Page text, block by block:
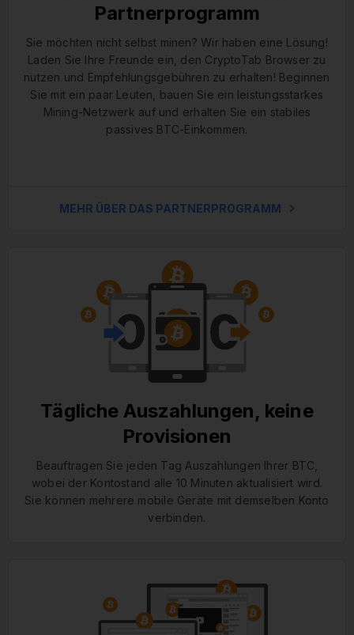
Partnerprogramm
Sie möchten nicht selbst minen? Wir haben eine Lösung!
Laden Sie Ihre Freunde ein, den CryptoTab Browser zu
nutzen und Empfehlungsgebühren zu erhalten! Beginnen
Sie mit ein paar Leuten, bauen Sie ein leistungsstarkes
Mining-Netzwerk auf und erhalten Sie ein stabiles
passives BTC-Einkommen.
MEHR ÜBER DAS PARTNERPROGRAMM
Tägliche Auszahlungen, keine
Provisionen
Beauftragen Sie jeden Tag Auszahlungen Ihrer BTC,
wobei der Kontostand alle 10 Minuten aktualisiert wird.
Sie können mehrere mobile Geräte mit demselben Konto
verbinden.